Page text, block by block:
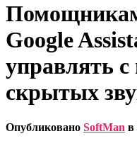
Google
управлять
скрытых
Опубликовано SoftMan в